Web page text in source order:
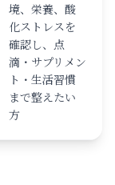
境、栄養、酸
化ストレスを
確認し、点
滴・サプリメン
ト・生活習慣
まで整えたい
方